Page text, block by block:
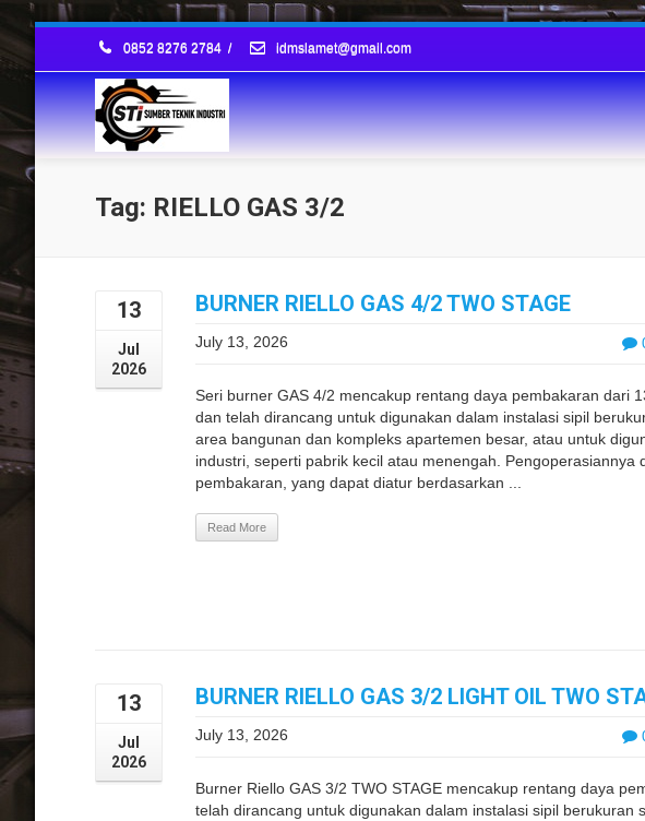
0852 8276 2784 / idmslamet@gmail.com
Tag: RIELLO GAS 3/2
13
Jul
2026
BURNER RIELLO GAS 4/2 TWO STAGE
July 13, 2026
Seri burner GAS 4/2 mencakup rentang daya pembakaran dari
dan telah dirancang untuk digunakan dalam instalasi sipil
area bangunan dan kompleks apartemen besar, atau untuk
industri, seperti pabrik kecil atau menengah. Pengoperasiannya
pembakaran, yang dapat diatur berdasarkan ...
Read More
13
Jul
2026
BURNER RIELLO GAS 3/2 LIGHT OIL TWO
July 13, 2026
Burner Riello GAS 3/2 TWO STAGE mencakup rentang daya
telah dirancang untuk digunakan dalam instalasi sipil berukuran